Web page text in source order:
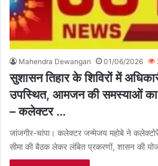
Mahendra Dewangan 01/06/2026
सुशासन तिहार के शिविरों में
उपस्थित, आमजन की समस्याओं का
– कलेक्टर …
जांजगीर-चांपा। कलेक्टर जन्मेजय महोबे ने
सीमा की बैठक लेकर लंबित प्रकरणों, शासन की